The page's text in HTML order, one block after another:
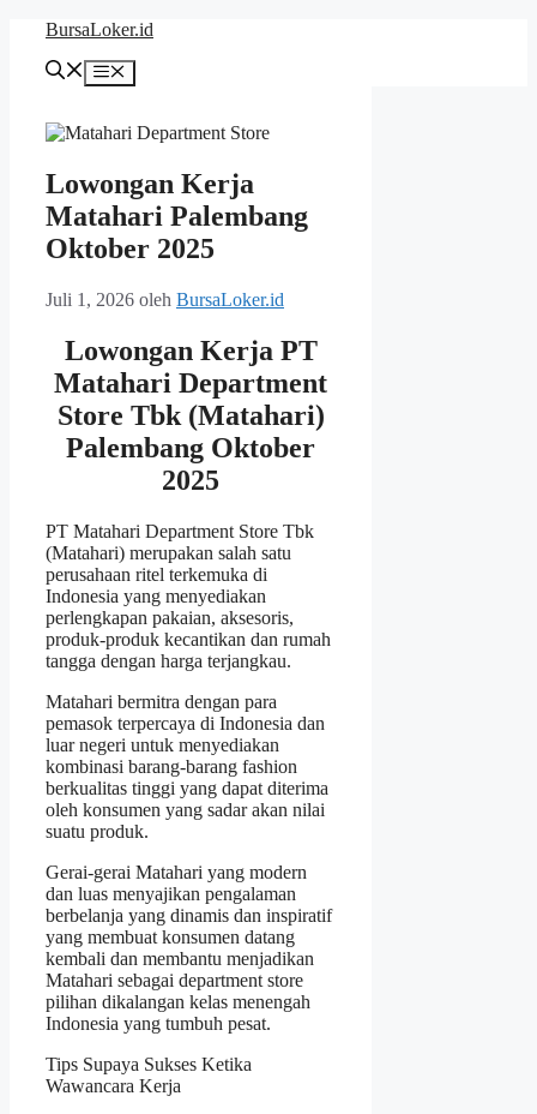
Langsung
BursaLoker.id
Menu
Lowongan Kerja
Matahari Palembang
Oktober 2025
Juli 1, 2026 oleh BursaLoker.id
Lowongan Kerja PT
Matahari Department
Store Tbk (Matahari)
Palembang Oktober
2025
PT Matahari Department Store Tbk
(Matahari) merupakan salah satu
perusahaan ritel terkemuka di
Indonesia yang menyediakan
perlengkapan pakaian, aksesoris,
produk-produk kecantikan dan rumah
tangga dengan harga terjangkau.
Matahari bermitra dengan para
pemasok terpercaya di Indonesia dan
luar negeri untuk menyediakan
kombinasi barang-barang fashion
berkualitas tinggi yang dapat diterima
oleh konsumen yang sadar akan nilai
suatu produk.
Gerai-gerai Matahari yang modern
dan luas menyajikan pengalaman
berbelanja yang dinamis dan inspiratif
yang membuat konsumen datang
kembali dan membantu menjadikan
Matahari sebagai department store
pilihan dikalangan kelas menengah
Indonesia yang tumbuh pesat.
Tips Supaya Sukses Ketika
Wawancara Kerja